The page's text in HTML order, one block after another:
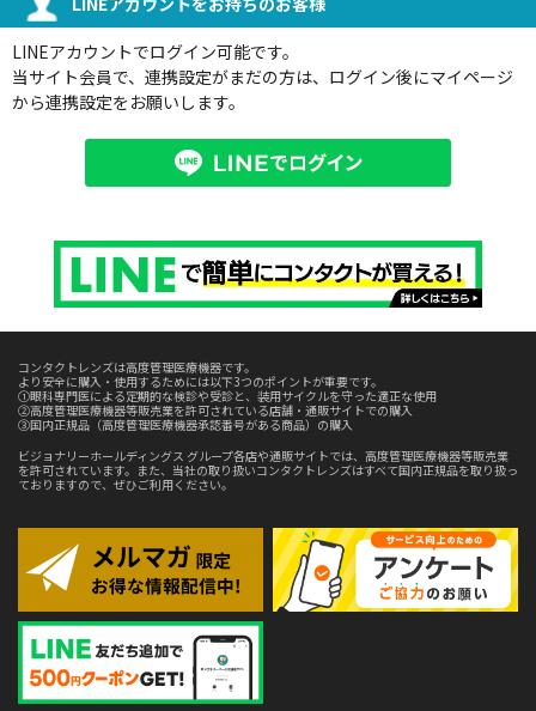
LINEアカウントでログイン可能です。
当サイト会員で、連携設定がまだの方は、ログイン後にマイページ
から連携設定をお願いします。
コンタクトレンズは高度管理医療機器です。
より安全に購入・使用するためには以下3つのポイントが重要です。
①眼科専門医による定期的な検診や受診と、装用サイクルを守った適正な使用
②高度管理医療機器等販売業を許可されている店舗・通販サイトでの購入
③国内正規品（高度管理医療機器承認番号がある商品）の購入
ビジョナリーホールディングス グループ各店や通販サイトでは、高度管理医療機器等販売業
を許可されています。また、当社の取り扱いコンタクトレンズはすべて国内正規品を取り扱っ
ておりますので、ぜひご利用ください。